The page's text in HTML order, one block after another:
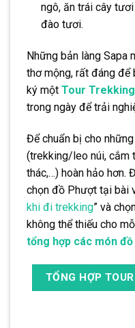
ngô, ăn trái cây
đào tươi.
Những bản làng Sapa
thơ mộng, rất đáng để
ký một Tour Trekking
trong ngày để trải
Để chuẩn bị cho
(trekking/leo núi, cắm
thác,…) hoàn hảo hơn.
chọn đồ Phượt tại bài
khi đi trekking” và
không thể thiếu cho
tổng hợp các món
TỔNG HỢP